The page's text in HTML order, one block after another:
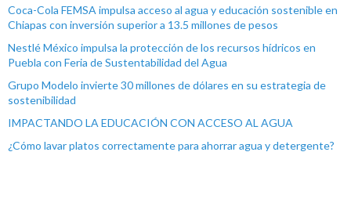
Coca-Cola FEMSA impulsa acceso al agua y educación sostenible en
Chiapas con inversión superior a 13.5 millones de pesos
Nestlé México impulsa la protección de los recursos hídricos en
Puebla con Feria de Sustentabilidad del Agua
Grupo Modelo invierte 30 millones de dólares en su estrategia de
sostenibilidad
IMPACTANDO LA EDUCACIÓN CON ACCESO AL AGUA
¿Cómo lavar platos correctamente para ahorrar agua y detergente?